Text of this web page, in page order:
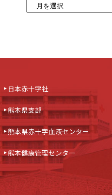
日本赤十字社
熊本県支部
熊本県赤十字血液センター
熊本健康管理センター